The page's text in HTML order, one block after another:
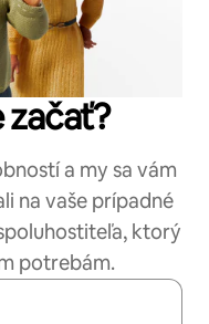
začať?
a my sa vám
na vaše prípadné
ktorý
potrebám.